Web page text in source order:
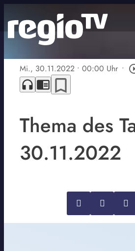
Mi., 30.11.2022 • 00:00 Uhr •
headphones chrome_reader_mode bookmark_border
Thema des
30.11.2022